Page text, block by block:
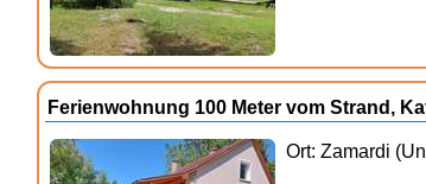
Ferienwohnung 100 Meter vom Strand,
Ort: Zamardi